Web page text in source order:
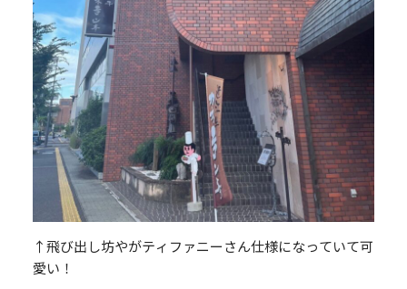
↑飛び出し坊やがティファニーさん仕様になっていて可
愛い！